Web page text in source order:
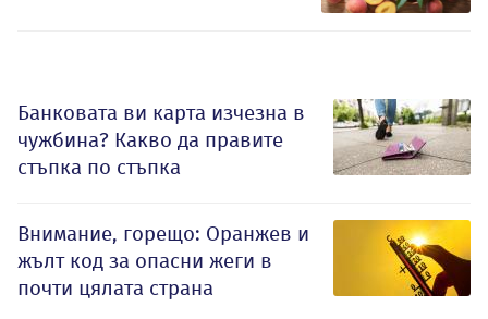
Банковата ви карта изчезна в
чужбина? Какво да правите
стъпка по стъпка
Внимание, горещо: Оранжев и
жълт код за опасни жеги в
почти цялата страна